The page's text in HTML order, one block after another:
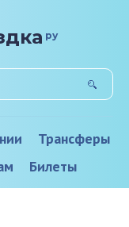
ру
Трансферы
Билеты